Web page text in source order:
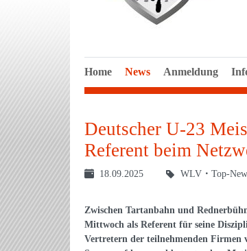
Home News Anmeldung
Deutscher U-23
Referent beim
18.09.2025 WLV Top-
Zwischen Tartanbahn und
Mittwoch als Referent für seine
Vertretern der teilnehmenden Firmen